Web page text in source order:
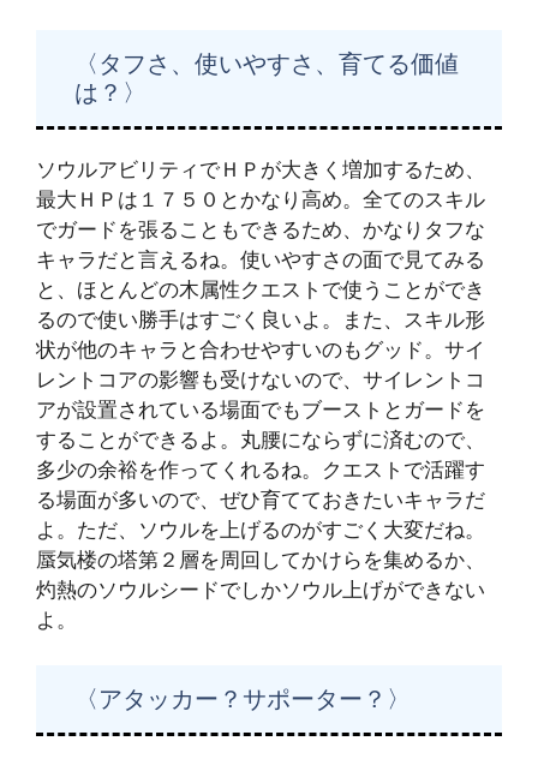
〈タフさ、使いやすさ、育てる価値
は？〉
ソウルアビリティでＨＰが大きく増加するため、
最大ＨＰは１７５０とかなり高め。全てのスキル
でガードを張ることもできるため、かなりタフな
キャラだと言えるね。使いやすさの面で見てみる
と、ほとんどの木属性クエストで使うことができ
るので使い勝手はすごく良いよ。また、スキル形
状が他のキャラと合わせやすいのもグッド。サイ
レントコアの影響も受けないので、サイレントコ
アが設置されている場面でもブーストとガードを
することができるよ。丸腰にならずに済むので、
多少の余裕を作ってくれるね。クエストで活躍す
る場面が多いので、ぜひ育てておきたいキャラだ
よ。ただ、ソウルを上げるのがすごく大変だね。
蜃気楼の塔第２層を周回してかけらを集めるか、
灼熱のソウルシードでしかソウル上げができない
よ。
〈アタッカー？サポーター？〉